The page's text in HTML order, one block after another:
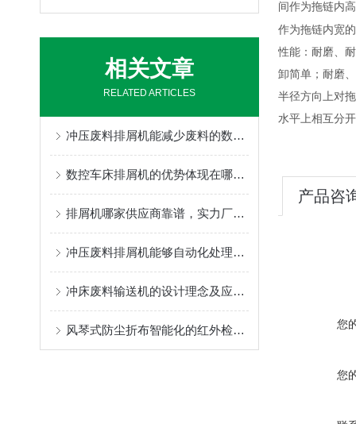
相关文章
RELATED ARTICLES
冲压废料排屑机能减少废料的数量，从而降低成本
数控车床排屑机的优势体现在哪些方面？
排屑机哪家供应商靠谱，实力厂家为你推荐
冲压废料排屑机能够自动化处理废料，大大提高生产效率
冲床废料输送机的设计理念及应用场景
风琴式防尘折布智能化的红外检测系统体现了其优势和前景
间作为拖链内高
作为拖链内宽
性能：耐磨、
卸简单；耐磨
半径方向上对
水平上相互分
产品咨
您
您